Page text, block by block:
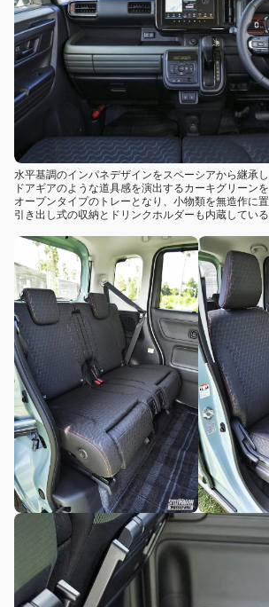
水平基調のインパネデザインをスペーシアから継承
ドアギアのような道具感を演出するカーキグリーン
オープンタイプのトレーとなり、小物類を無造作に
引き出し式の収納とドリンクホルダーも内蔵してい